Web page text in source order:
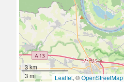
3 km
3 mi
Leaflet, ©OpenStreetMap